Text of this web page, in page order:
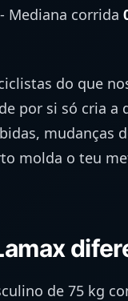
Mediana corrida
do que
por si só cria a
mudanças
molda o teu
de 75 kg